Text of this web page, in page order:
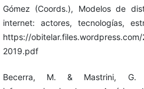
Gómez (Coords.), Modelos de
internet: actores, tecnologías,
https://
2019.pdf
Becerra, M. & Mastrini, G.